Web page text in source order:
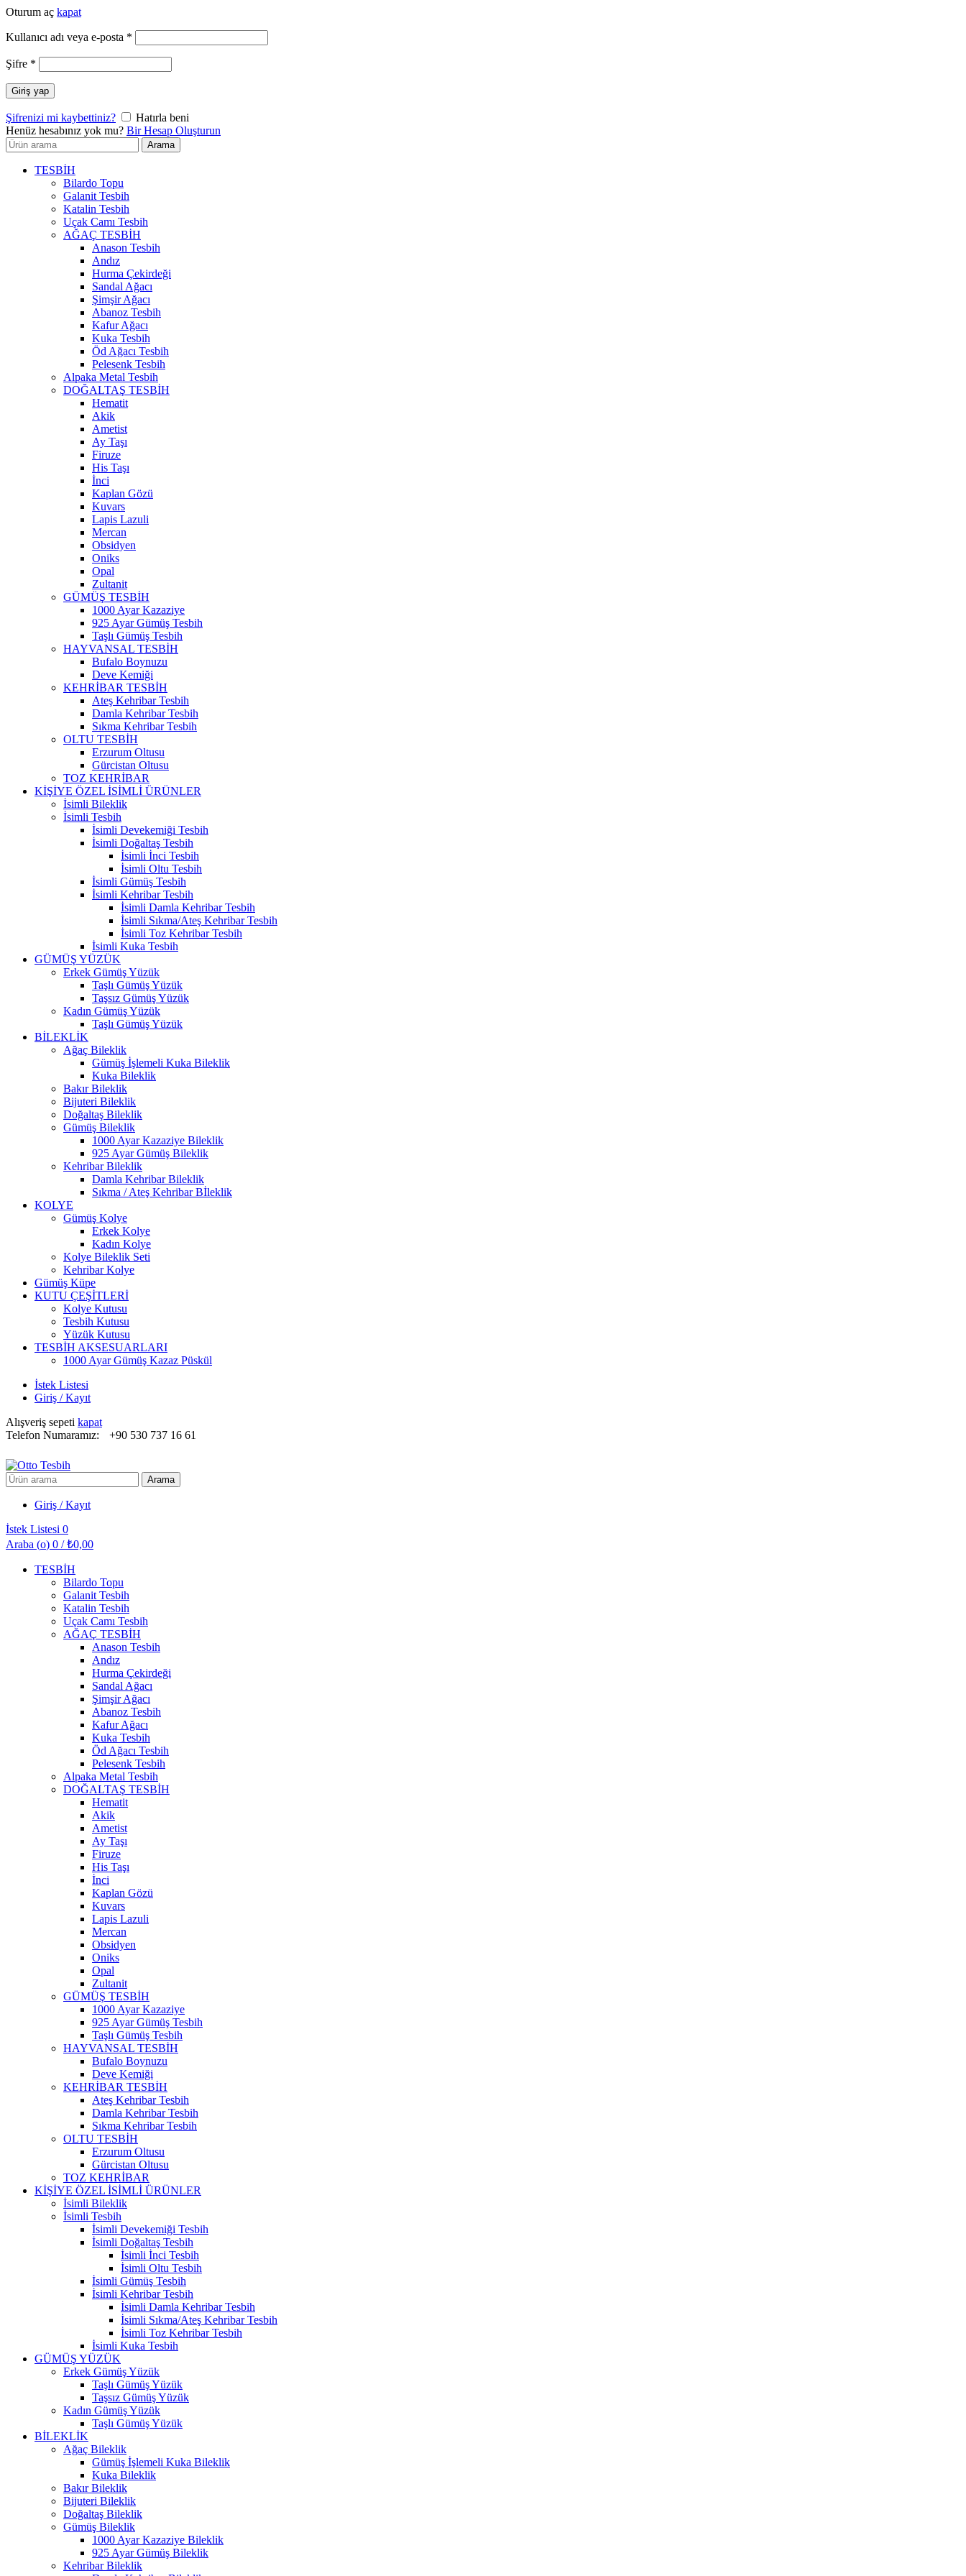
Oturum aç kapat
Kullanıcı adı veya e-posta *
Şifre *
Giriş yap
Şifrenizi mi kaybettiniz?
Hatırla beni
Henüz hesabınız yok mu? Bir Hesap Oluşturun
Arayın:
Arama
TESBİH
Bilardo Topu
Galanit Tesbih
Katalin Tesbih
Uçak Camı Tesbih
AĞAÇ TESBİH
Anason Tesbih
Andız
Hurma Çekirdeği
Sandal Ağacı
Şimşir Ağacı
Abanoz Tesbih
Kafur Ağacı
Kuka Tesbih
Öd Ağacı Tesbih
Pelesenk Tesbih
Alpaka Metal Tesbih
DOĞALTAŞ TESBİH
Hematit
Akik
Ametist
Ay Taşı
Firuze
His Taşı
İnci
Kaplan Gözü
Kuvars
Lapis Lazuli
Mercan
Obsidyen
Oniks
Opal
Zultanit
GÜMÜŞ TESBİH
1000 Ayar Kazaziye
925 Ayar Gümüş Tesbih
Taşlı Gümüş Tesbih
HAYVANSAL TESBİH
Bufalo Boynuzu
Deve Kemiği
KEHRİBAR TESBİH
Ateş Kehribar Tesbih
Damla Kehribar Tesbih
Sıkma Kehribar Tesbih
OLTU TESBİH
Erzurum Oltusu
Gürcistan Oltusu
TOZ KEHRİBAR
KİŞİYE ÖZEL İSİMLİ ÜRÜNLER
İsimli Bileklik
İsimli Tesbih
İsimli Devekemiği Tesbih
İsimli Doğaltaş Tesbih
İsimli İnci Tesbih
İsimli Oltu Tesbih
İsimli Gümüş Tesbih
İsimli Kehribar Tesbih
İsimli Damla Kehribar Tesbih
İsimli Sıkma/Ateş Kehribar Tesbih
İsimli Toz Kehribar Tesbih
İsimli Kuka Tesbih
GÜMÜŞ YÜZÜK
Erkek Gümüş Yüzük
Taşlı Gümüş Yüzük
Taşsız Gümüş Yüzük
Kadın Gümüş Yüzük
Taşlı Gümüş Yüzük
BİLEKLİK
Ağaç Bileklik
Gümüş İşlemeli Kuka Bileklik
Kuka Bileklik
Bakır Bileklik
Bijuteri Bileklik
Doğaltaş Bileklik
Gümüş Bileklik
1000 Ayar Kazaziye Bileklik
925 Ayar Gümüş Bileklik
Kehribar Bileklik
Damla Kehribar Bileklik
Sıkma / Ateş Kehribar Bİleklik
KOLYE
Gümüş Kolye
Erkek Kolye
Kadın Kolye
Kolye Bileklik Seti
Kehribar Kolye
Gümüş Küpe
KUTU ÇEŞİTLERİ
Kolye Kutusu
Tesbih Kutusu
Yüzük Kutusu
TESBİH AKSESUARLARI
1000 Ayar Gümüş Kazaz Püskül
İstek Listesi
Giriş / Kayıt
Alışveriş sepeti kapat
Telefon Numaramız:
+90 530 737 16 61
Arayın: Arama
Giriş / Kayıt
İstek Listesi 0
Araba (o) 0 / ₺0,00
TESBİH
Bilardo Topu
Galanit Tesbih
Katalin Tesbih
Uçak Camı Tesbih
AĞAÇ TESBİH
Anason Tesbih
Andız
Hurma Çekirdeği
Sandal Ağacı
Şimşir Ağacı
Abanoz Tesbih
Kafur Ağacı
Kuka Tesbih
Öd Ağacı Tesbih
Pelesenk Tesbih
Alpaka Metal Tesbih
DOĞALTAŞ TESBİH
Hematit
Akik
Ametist
Ay Taşı
Firuze
His Taşı
İnci
Kaplan Gözü
Kuvars
Lapis Lazuli
Mercan
Obsidyen
Oniks
Opal
Zultanit
GÜMÜŞ TESBİH
1000 Ayar Kazaziye
925 Ayar Gümüş Tesbih
Taşlı Gümüş Tesbih
HAYVANSAL TESBİH
Bufalo Boynuzu
Deve Kemiği
KEHRİBAR TESBİH
Ateş Kehribar Tesbih
Damla Kehribar Tesbih
Sıkma Kehribar Tesbih
OLTU TESBİH
Erzurum Oltusu
Gürcistan Oltusu
TOZ KEHRİBAR
KİŞİYE ÖZEL İSİMLİ ÜRÜNLER
İsimli Bileklik
İsimli Tesbih
İsimli Devekemiği Tesbih
İsimli Doğaltaş Tesbih
İsimli İnci Tesbih
İsimli Oltu Tesbih
İsimli Gümüş Tesbih
İsimli Kehribar Tesbih
İsimli Damla Kehribar Tesbih
İsimli Sıkma/Ateş Kehribar Tesbih
İsimli Toz Kehribar Tesbih
İsimli Kuka Tesbih
GÜMÜŞ YÜZÜK
Erkek Gümüş Yüzük
Taşlı Gümüş Yüzük
Taşsız Gümüş Yüzük
Kadın Gümüş Yüzük
Taşlı Gümüş Yüzük
BİLEKLİK
Ağaç Bileklik
Gümüş İşlemeli Kuka Bileklik
Kuka Bileklik
Bakır Bileklik
Bijuteri Bileklik
Doğaltaş Bileklik
Gümüş Bileklik
1000 Ayar Kazaziye Bileklik
925 Ayar Gümüş Bileklik
Kehribar Bileklik